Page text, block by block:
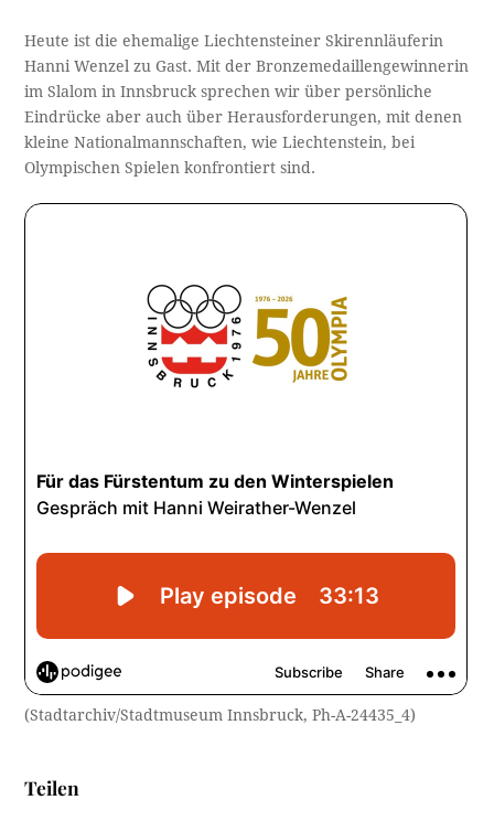
Heute ist die ehemalige Liechtensteiner Skirennläuferin
Hanni Wenzel zu Gast. Mit der Bronzemedaillengewinnerin
im Slalom in Innsbruck sprechen wir über persönliche
Eindrücke aber auch über Herausforderungen, mit denen
kleine Nationalmannschaften, wie Liechtenstein, bei
Olympischen Spielen konfrontiert sind.
(Stadtarchiv/Stadtmuseum Innsbruck, Ph-A-24435_4)
Teilen